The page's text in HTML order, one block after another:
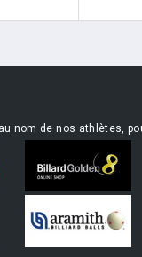
nom de nos athlètes,